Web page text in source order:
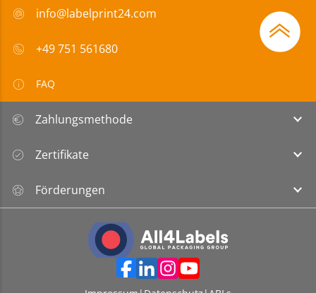
info@labelprint24.com
+49 751 561680
FAQ
Zahlungsmethode
Zertifikate
Förderungen